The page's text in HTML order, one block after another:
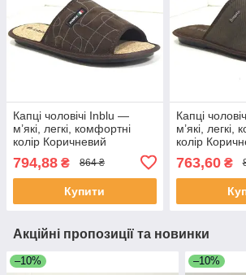
Капці чоловічі Inblu —
м’які, легкі, комфортні
колір Коричневий
794,88 ₴ 864 ₴
Купити
Капці
м’які, легкі,
колір
763,60₴
Акційні пропозиції та новинки
–10% –10%